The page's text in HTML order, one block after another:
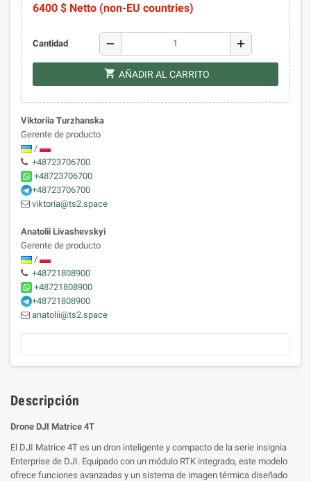
6400 $ Netto (non-EU countries)
Cantidad remove add
shopping_cart AÑADIR AL CARRITO
Viktoriia Turzhanska
Gerente de producto
/
+48723706700
+48723706700
+48723706700
viktoria@ts2.space
Anatolii Livashevskyi
Gerente de producto
/
+48721808900
+48721808900
+48721808900
anatolii@ts2.space
Descripción
Drone DJI Matrice 4T
El DJI Matrice 4T es un dron inteligente y compacto de la serie insignia
Enterprise de DJI. Equipado con un módulo RTK integrado, este modelo
ofrece funciones avanzadas y un sistema de imagen térmica diseñado